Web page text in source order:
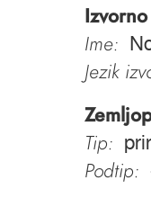
Ime:
Jezik
Tip:
Podtip: